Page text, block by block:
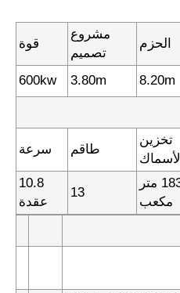
الحزم
مشروع
تصميم
قوة
8.20m
3.80m
600kw
تخزين
الأسماك
طاقم سرعة
183 متر
مكعب
13
10.8
عقدة